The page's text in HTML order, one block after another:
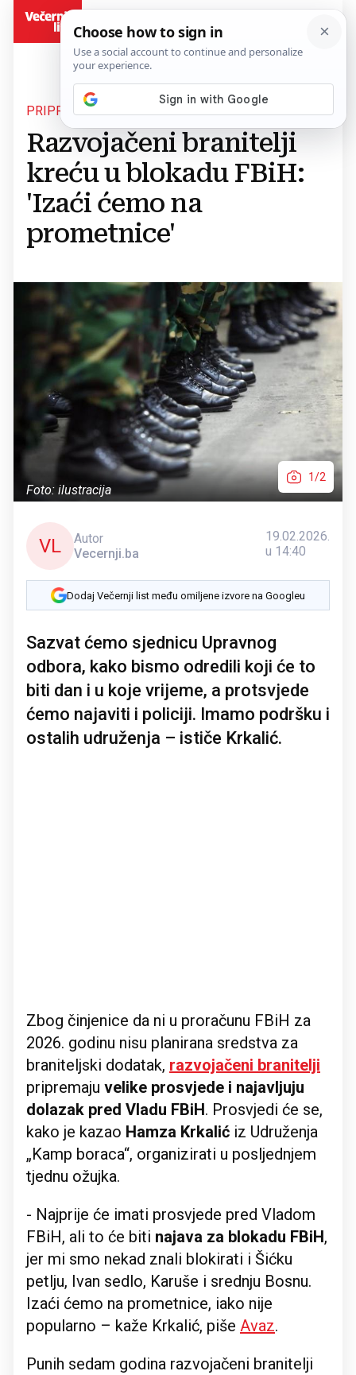
PRIPREMAJU VELIKE PROSVJEDE
Razvojačeni branitelji
kreću u blokadu FBiH:
'Izaći ćemo na
prometnice'
Foto: ilustracija
1/2
VL
Autor
Vecernji.ba
19.02.2026.
u 14:40
Dodaj Večernji list među omiljene izvore na Googleu
Sazvat ćemo sjednicu Upravnog
odbora, kako bismo odredili koji će to
biti dan i u koje vrijeme, a protsvjede
ćemo najaviti i policiji. Imamo podršku i
ostalih udruženja – ističe Krkalić.
Zbog činjenice da ni u proračunu FBiH za
2026. godinu nisu planirana sredstva za
braniteljski dodatak, razvojačeni branitelji
pripremaju velike prosvjede i najavljuju
dolazak pred Vladu FBiH. Prosvjedi će se,
kako je kazao Hamza Krkalić iz Udruženja
„Kamp boraca“, organizirati u posljednjem
tjednu ožujka.
- Najprije će imati prosvjede pred Vladom
FBiH, ali to će biti najava za blokadu FBiH,
jer mi smo nekad znali blokirati i Šićku
petlju, Ivan sedlo, Karuše i srednju Bosnu.
Izaći ćemo na prometnice, iako nije
popularno – kaže Krkalić, piše Avaz.
Punih sedam godina razvojačeni branitelji